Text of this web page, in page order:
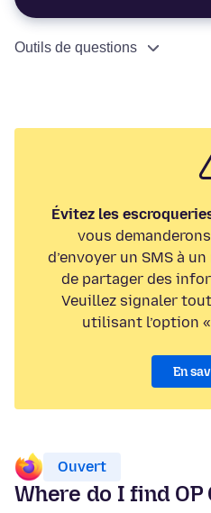
Outils de questions
Évitez les
vous
d’envoyer un SMS à
de partager des
Veuillez signaler
utilisant l’option
En
Ouvert
Where do I find